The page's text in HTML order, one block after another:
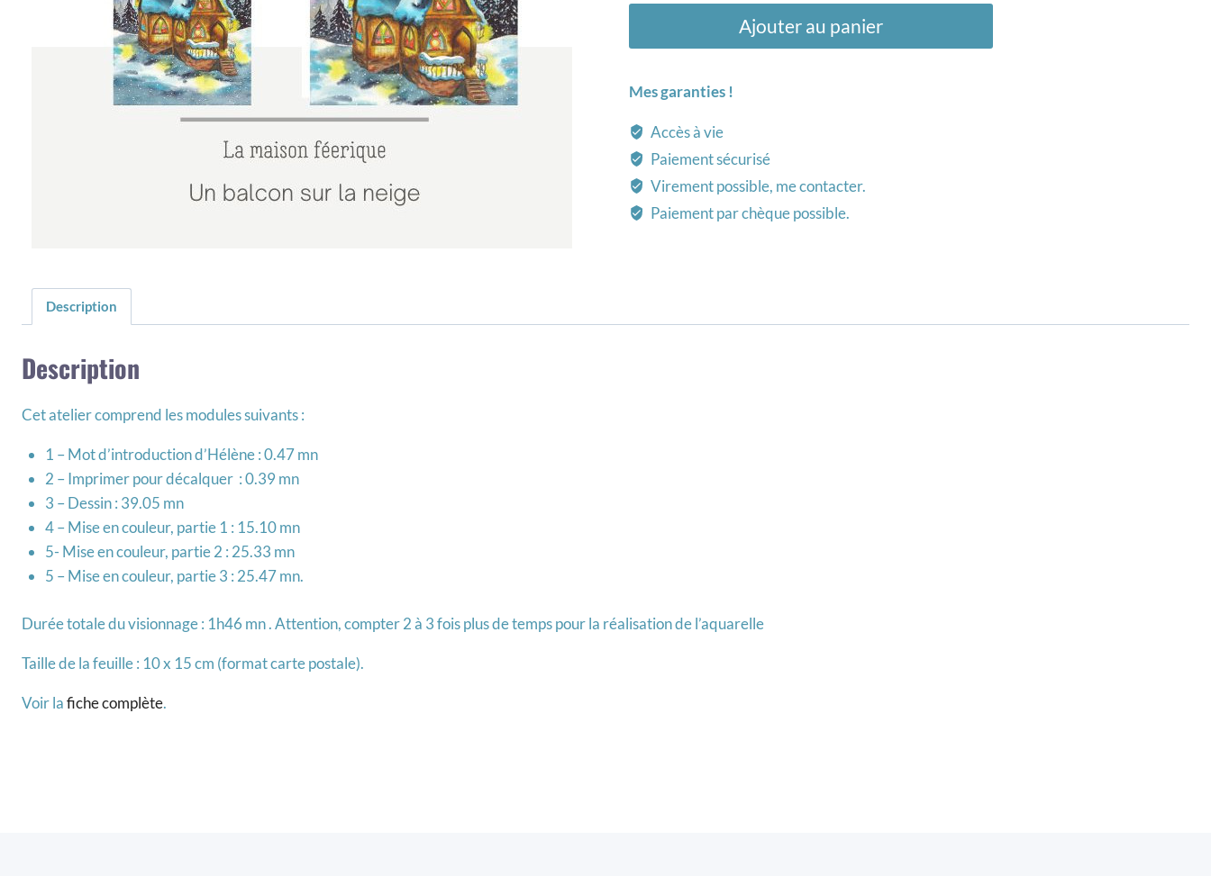
Ajouter au panier
Mes garanties !
Accès à vie
Paiement sécurisé
Virement possible, me contacter.
Paiement par chèque possible.
Description
Description
Cet atelier comprend les modules suivants :
1 – Mot d’introduction d’Hélène : 0.47 mn
2 – Imprimer pour décalquer : 0.39 mn
3 – Dessin : 39.05 mn
4 – Mise en couleur, partie 1 : 15.10 mn
5- Mise en couleur, partie 2 : 25.33 mn
5 – Mise en couleur, partie 3 : 25.47 mn.
Durée totale du visionnage : 1h46 mn . Attention, compter 2 à 3 fois plus de temps pour la réalisation de l’aquarelle
Taille de la feuille : 10 x 15 cm (format carte postale).
Voir lafiche complète.